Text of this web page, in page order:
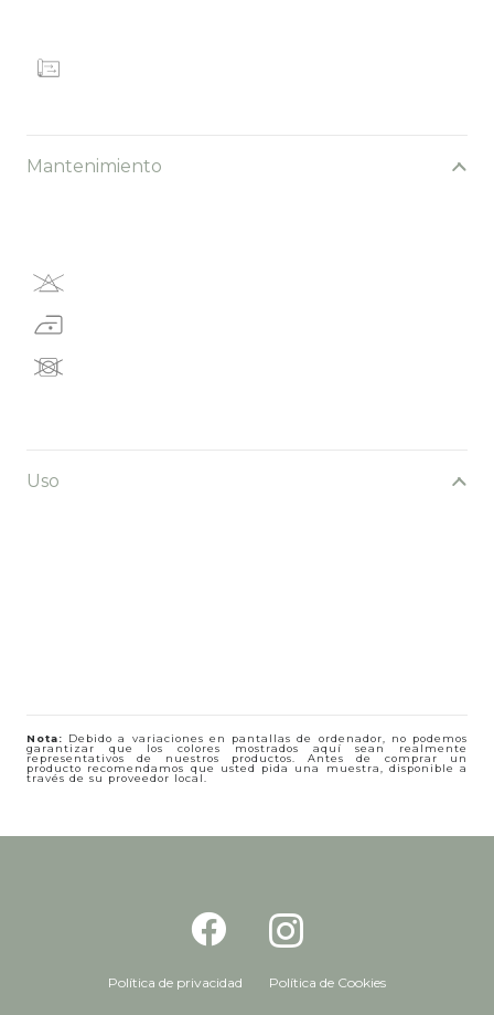
Mantenimiento
Uso
Nota: Debido a variaciones en pantallas de ordenador, no podemos
garantizar que los colores mostrados aquí sean realmente
representativos de nuestros productos. Antes de comprar un
producto recomendamos que usted pida una muestra, disponible a
través de su proveedor local.
Política de privacidad Política de Cookies